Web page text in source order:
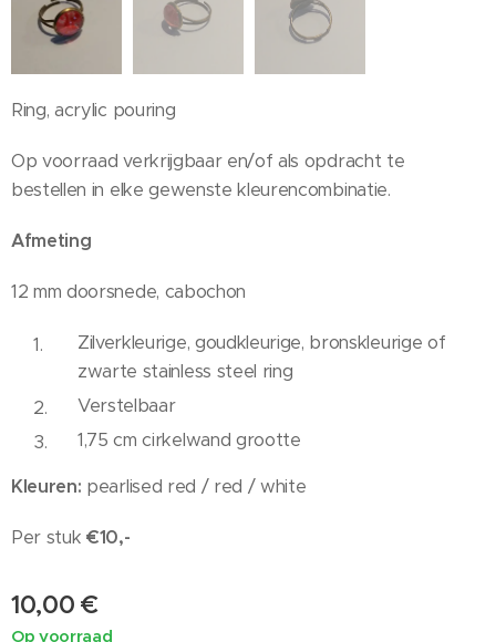
Ring, acrylic pouring
Op voorraad verkrijgbaar en/of als opdracht te
bestellen in elke gewenste kleurencombinatie.
Afmeting
12 mm doorsnede, cabochon
Zilverkleurige, goudkleurige, bronskleurige of
zwarte stainless steel ring
Verstelbaar
1,75 cm cirkelwand grootte
Kleuren: pearlised red / red / white
Per stuk€10,-
10,00 €
Op voorraad